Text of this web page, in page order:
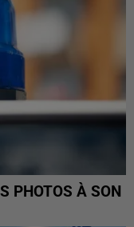
PHOTOS À SON